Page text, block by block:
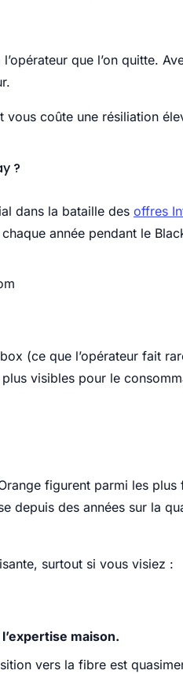
que l’on quitte.
vous coûte une résiliation
?
dans la bataille des offres
année pendant le
(ce que l’opérateur fait
visibles pour le
figurent parmi les plus
depuis des années sur la
surtout si vous visiez :
maison.
vers la fibre est